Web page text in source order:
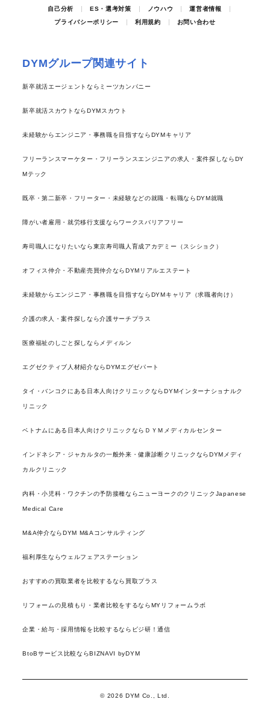
自己分析
ES・選考対策 ノウハウ
運営者情報
プライバシーポリシー
利用規約 お問い合わせ
DYMグループ関連サイト
新卒就活エージェントならミーツカンパニー
新卒就活スカウトならDYMスカウト
未経験からエンジニア・事務職を目指すならDYMキャリア
フリーランスマーケター・フリーランスエンジニアの求人・案件探しならDY
Mテック
既卒・第二新卒・フリーター・未経験などの就職・転職ならDYM就職
障がい者雇用・就労移行支援ならワークスバリアフリー
寿司職人になりたいなら東京寿司職人育成アカデミー（スシショク）
オフィス仲介・不動産売買仲介ならDYMリアルエステート
未経験からエンジニア・事務職を目指すならDYMキャリア（求職者向け）
介護の求人・案件探しなら介護サーチプラス
医療福祉のしごと探しならメディルン
エグゼクティブ人材紹介ならDYMエグゼパート
タイ・バンコクにある日本人向けクリニックならDYMインターナショナルク
リニック
ベトナムにある日本人向けクリニックならＤＹＭメディカルセンター
インドネシア・ジャカルタの一般外来・健康診断クリニックならDYMメディ
カルクリニック
内科・小児科・ワクチンの予防接種ならニューヨークのクリニックJapanese
Medical Care
M&A仲介ならDYM M&Aコンサルティング
福利厚生ならウェルフェアステーション
おすすめの買取業者を比較するなら買取プラス
リフォームの見積もり・業者比較をするならMYリフォームラボ
企業・給与・採用情報を比較するならビジ研！通信
BtoBサービス比較ならBIZNAVI byDYM
© 2026 DYM Co., Ltd.